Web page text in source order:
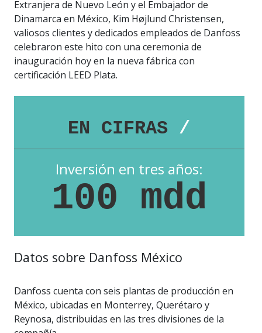
Extranjera de Nuevo León y el Embajador de
Dinamarca en México, Kim Højlund Christensen,
valiosos clientes y dedicados empleados de Danfoss
celebraron este hito con una ceremonia de
inauguración hoy en la nueva fábrica con
certificación LEED Plata.
EN CIFRAS /
Inversión en tres años:
100 mdd
Datos sobre Danfoss México
Danfoss cuenta con seis plantas de producción en
México, ubicadas en Monterrey, Querétaro y
Reynosa, distribuidas en las tres divisiones de la